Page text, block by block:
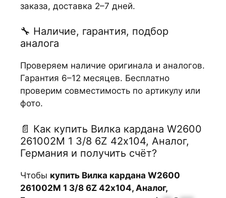
заказа, доставка 2–7 дней.
🔧 Наличие, гарантия, подбор
аналога
Проверяем наличие оригинала и аналогов.
Гарантия 6–12 месяцев. Бесплатно
проверим совместимость по артикулу или
фото.
📄 Как купить Вилка кардана W2600
261002М 1 3/8 6Z 42х104, Аналог,
Германия и получить счёт?
Чтобы купить Вилка кардана W2600
261002М 1 3/8 6Z 42х104, Аналог,